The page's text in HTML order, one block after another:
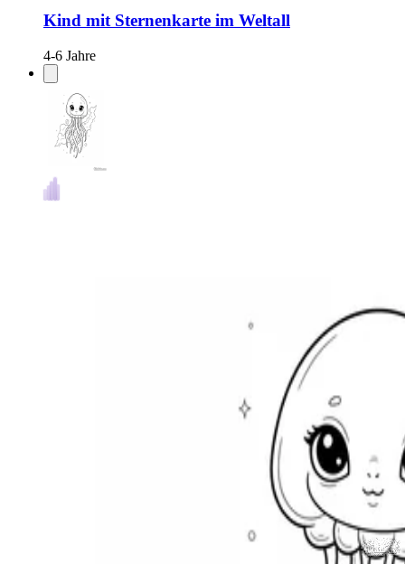
Kind mit Sternenkarte im Weltall
4-6 Jahre